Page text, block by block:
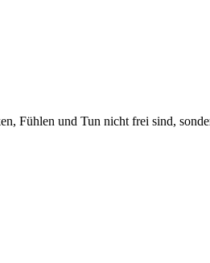
Fühlen und Tun nicht frei sind,